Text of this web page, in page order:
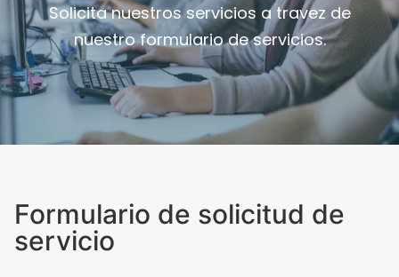
Solicita nuestros servicios a travez de
nuestro formulario de servicios.
Formulario de solicitud de
servicio